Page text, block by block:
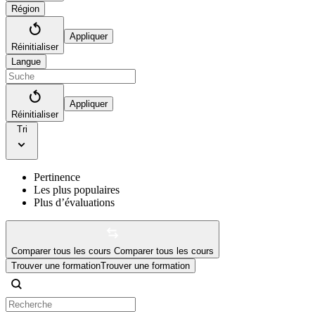
Région
Réinitialiser
Appliquer
Langue
Réinitialiser
Appliquer
Tri
Pertinence
Les plus populaires
Plus d’évaluations
Comparer tous les cours Comparer tous les cours
Trouver une formationTrouver une formation